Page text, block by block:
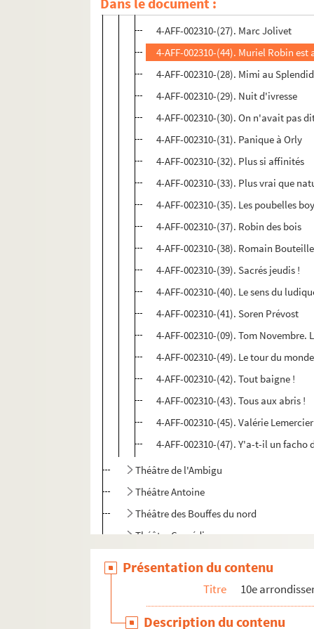
4-AFF-002310-(46). Manu Payet. Vu
4-AFF-002310-(27). Marc Jolivet
4-AFF-002310-(44). Muriel Robin
4-AFF-002310-(28). Mimi au Splendid
4-AFF-002310-(29). Nuit d'ivresse
4-AFF-002310-(30). On n'avait pas
4-AFF-002310-(31). Panique à Orly
4-AFF-002310-(32). Plus si affinités
4-AFF-002310-(33). Plus vrai que
4-AFF-002310-(35). Les poubelles
4-AFF-002310-(37). Robin des bois
4-AFF-002310-(38). Romain Bouteille
4-AFF-002310-(39). Sacrés jeudis !
4-AFF-002310-(40). Le sens du
4-AFF-002310-(41). Soren Prévost
4-AFF-002310-(09). Tom Novembre.
4-AFF-002310-(49). Le tour du
4-AFF-002310-(42). Tout baigne !
4-AFF-002310-(43). Tous aux abris !
4-AFF-002310-(45). Valérie Lemercier
4-AFF-002310-(47). Y'a-t-il un facho
Théâtre de l'Ambigu
Théâtre Antoine
Théâtre des Bouffes du nord
Théâtre Comédia
Théâtre du Gymnase. Théâtre du
Présentation du contenu
Titre 10e
Description du contenu